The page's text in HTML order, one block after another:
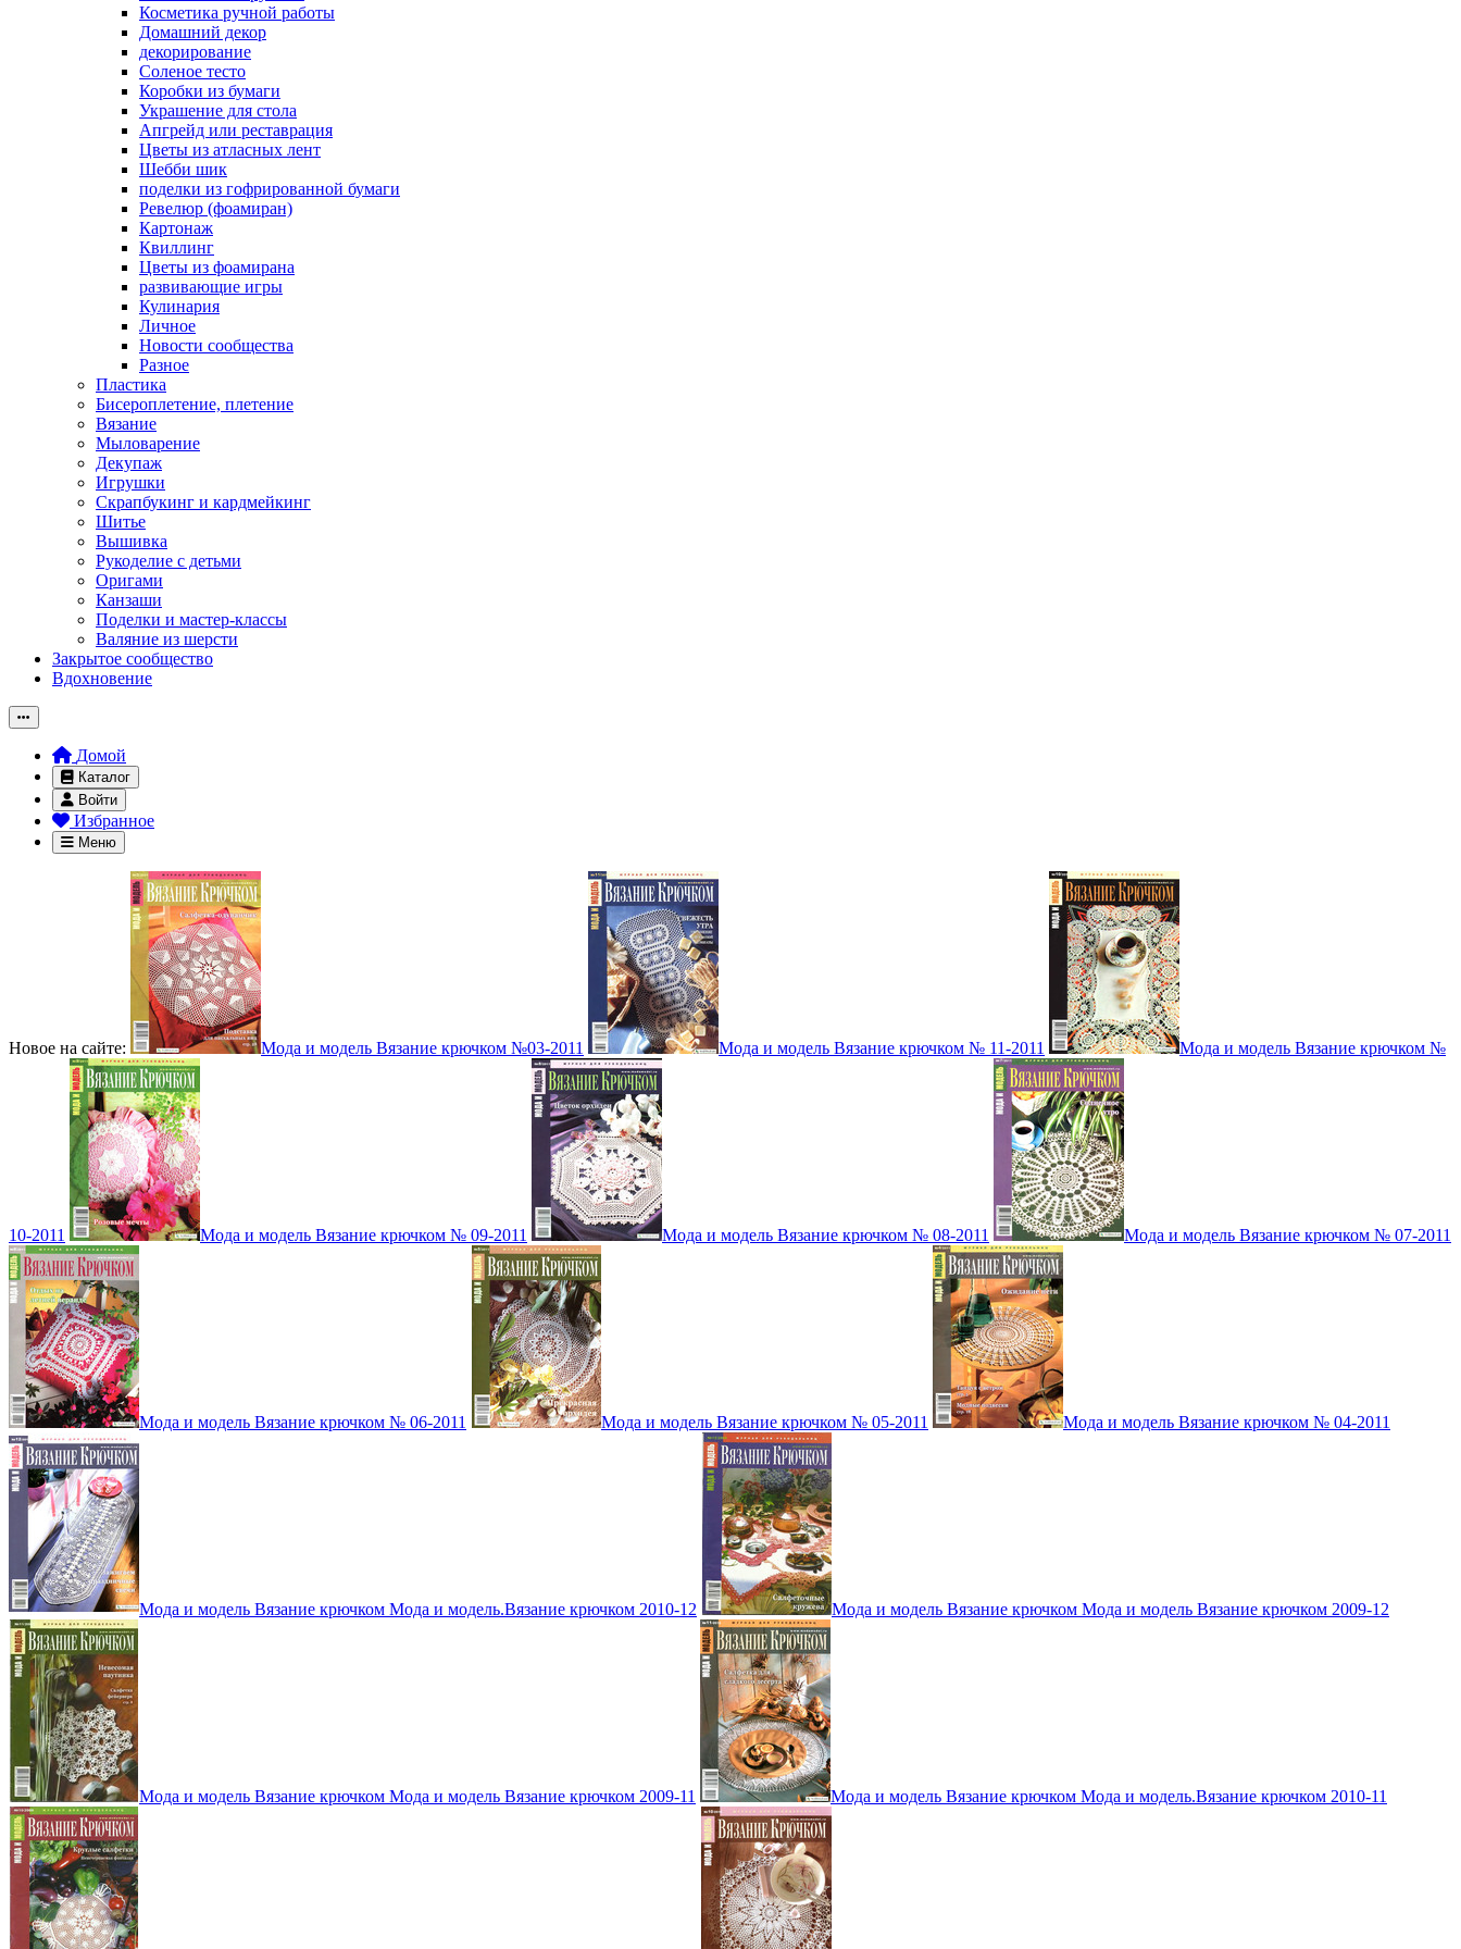
Косметика ручной работы
Домашний декор
декорирование
Соленое тесто
Коробки из бумаги
Украшение для стола
Апгрейд или реставрация
Цветы из атласных лент
Шебби шик
поделки из гофрированной бумаги
Ревелюр (фоамиран)
Картонаж
Квиллинг
Цветы из фоамирана
развивающие игры
Кулинария
Личное
Новости сообщества
Разное
Пластика
Бисероплетение, плетение
Вязание
Мыловарение
Декупаж
Игрушки
Скрапбукинг и кардмейкинг
Шитье
Вышивка
Рукоделие с детьми
Оригами
Канзаши
Поделки и мастер-классы
Валяние из шерсти
Закрытое сообщество
Вдохновение
Домой
Каталог
Войти
Избранное
Меню
Новое на сайте: Мода и модель Вязание крючком №03-2011 Мода и модель Вязание крючком № 11-2011 Мода и модель Вязание крючком №
10-2011 Мода и модель Вязание крючком № 09-2011 Мода и модель Вязание крючком № 08-2011 Мода и модель Вязание крючком № 07-2011
Мода и модель Вязание крючком № 06-2011 Мода и модель Вязание крючком № 05-2011 Мода и модель Вязание крючком № 04-2011
Мода и модель Вязание крючком Мода и модель.Вязание крючком 2010-12 Мода и модель Вязание крючком Мода и модель Вязание крючком 2009-12
Мода и модель Вязание крючком Мода и модель Вязание крючком 2009-11 Мода и модель Вязание крючком Мода и модель.Вязание крючком 2010-11